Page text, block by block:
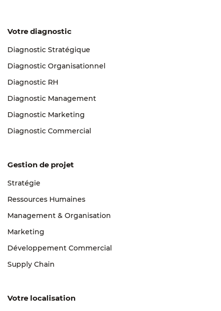
Votre diagnostic
Diagnostic Stratégique
Diagnostic Organisationnel
Diagnostic RH
Diagnostic Management
Diagnostic Marketing
Diagnostic Commercial
Gestion de projet
Stratégie
Ressources Humaines
Management & Organisation
Marketing
Développement Commercial
Supply Chain
Votre localisation